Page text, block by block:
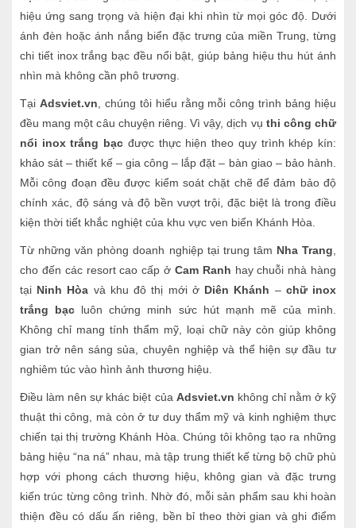
hiệu ứng sang trọng và hiện đại khi nhìn từ mọi góc độ. Dưới
ánh đèn hoặc ánh nắng biển đặc trưng của miền Trung, từng
chi tiết inox trắng bạc đều nổi bật, giúp bảng hiệu thu hút ánh
nhìn mà không cần phô trương.
Tại Adsviet.vn , chúng tôi hiểu rằng mỗi công trình bảng hiệu
đều mang một câu chuyện riêng. Vì vậy, dịch vụ thi công chữ
nổi inox trắng bạc được thực hiện theo quy trình khép kín:
khảo sát – thiết kế – gia công – lắp đặt – bàn giao – bảo hành.
Mỗi công đoạn đều được kiểm soát chặt chẽ để đảm bảo độ
chính xác, độ sáng và độ bền vượt trội, đặc biệt là trong điều
kiện thời tiết khắc nghiệt của khu vực ven biển Khánh Hòa.
Từ những văn phòng doanh nghiệp tại trung tâm Nha Trang
cho đến các resort cao cấp ở Cam Ranh hay chuỗi nhà hàng
tại Ninh Hòa và khu đô thị mới ở Diên Khánh – chữ inox
trắng bạc luôn chứng minh sức hút mạnh mẽ của mình.
Không chỉ mang tính thẩm mỹ, loại chữ này còn giúp không
gian trở nên sáng sủa, chuyên nghiệp và thể hiện sự đầu tư
nghiêm túc vào hình ảnh thương hiệu.
Điều làm nên sự khác biệt của Adsviet.vn không chỉ nằm ở kỹ
thuật thi công, mà còn ở tư duy thẩm mỹ và kinh nghiệm thực
chiến tại thị trường Khánh Hòa. Chúng tôi không tạo ra những
bảng hiệu “na ná” nhau, mà tập trung thiết kế từng bộ chữ phù
hợp với phong cách thương hiệu, không gian và đặc trưng
kiến trúc từng công trình. Nhờ đó, mỗi sản phẩm sau khi hoàn
thiện đều có dấu ấn riêng, bền bỉ theo thời gian và ghi điểm